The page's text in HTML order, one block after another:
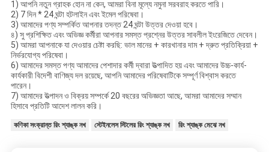
1) আপনি নতুন গ্রাহক হোন না কেন, আমরা বিনা মূল্যে নমুনা সরবরাহ করতে পারি।
2) 7 দিন * 24 ঘন্টা হটলাইন এবং ইমেল পরিষেবা।
3) আমাদের পণ্য সম্পর্কিত আপনার তদন্ত 24 ঘন্টা উত্তর দেওয়া হবে।
৪) সু প্রশিক্ষিত এবং অভিজ্ঞ কর্মীরা আপনার সমস্ত প্রশ্নের উত্তর সাবলীল ইংরেজিতে দেবেন।
5) আমরা আপনাকে যা দেওয়ার চেষ্টা করছি: ভাল মানের + কারখানার দাম + দ্রুত প্রতিক্রিয়া +
নির্ভরযোগ্য পরিষেবা।
6) আমাদের সমস্ত পণ্য আমাদের পেশাদার কর্মী দ্বারা উত্পাদিত হয় এবং আমাদের উচ্চ-কার্য-
কার্যকারী বিদেশী বাণিজ্য দল রয়েছে, আপনি আমাদের পরিষেবাটিকে সম্পূর্ণ বিশ্বাস করতে
পারেন।
7) আমাদের উত্পাদন ও বিক্রয় সম্পর্কে 20 বছরের অভিজ্ঞতা আছে, আমরা আমাদের সম্মান
হিসাবে প্রতিটি আদেশ লালন করি।
কণিকা সংক্রান্ত রিং শ্যাঙ্ক নখ স্টেইনলেস স্টিলের রিং শ্যাঙ্ক নখ রিং শ্যাঙ্ক মেঝে নখ